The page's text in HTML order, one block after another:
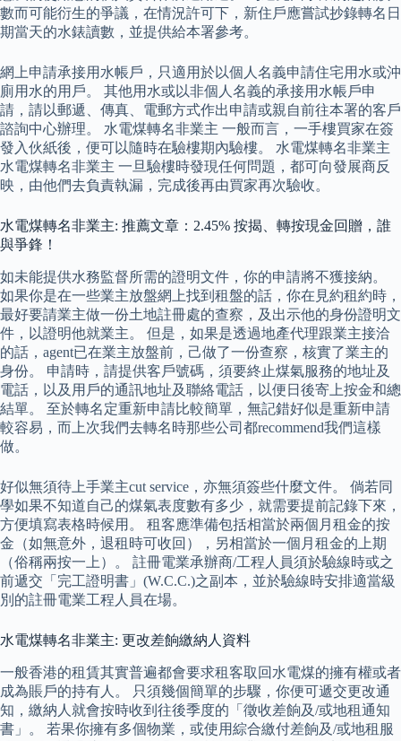
數而可能衍生的爭議，在情況許可下，新住戶應嘗試抄錄轉名日
期當天的水錶讀數，並提供給本署參考。
網上申請承接用水帳戶，只適用於以個人名義申請住宅用水或沖
廁用水的用戶。 其他用水或以非個人名義的承接用水帳戶申
請，請以郵遞、傳真、電郵方式作出申請或親自前往本署的客戶
諮詢中心辦理。 水電煤轉名非業主 一般而言，一手樓買家在簽
發入伙紙後，便可以隨時在驗樓期內驗樓。 水電煤轉名非業主
水電煤轉名非業主 一旦驗樓時發現任何問題，都可向發展商反
映，由他們去負責執漏，完成後再由買家再次驗收。
水電煤轉名非業主: 推薦文章：2.45% 按揭、轉按現金回贈，誰
與爭鋒！
如未能提供水務監督所需的證明文件，你的申請將不獲接納。
如果你是在一些業主放盤網上找到租盤的話，你在見約租約時，
最好要請業主做一份土地註冊處的查察，及出示他的身份證明文
件，以證明他就業主。 但是，如果是透過地產代理跟業主接洽
的話，agent已在業主放盤前，己做了一份查察，核實了業主的
身份。 申請時，請提供客戶號碼，須要終止煤氣服務的地址及
電話，以及用戶的通訊地址及聯絡電話，以便日後寄上按金和總
結單。 至於轉名定重新申請比較簡單，無記錯好似是重新申請
較容易，而上次我們去轉名時那些公司都recommend我們這樣
做。
好似無須待上手業主cut service，亦無須簽些什麼文件。 倘若同
學如果不知道自己的煤氣表度數有多少，就需要提前記錄下來，
方便填寫表格時候用。 租客應準備包括相當於兩個月租金的按
金（如無意外，退租時可收回），另相當於一個月租金的上期
（俗稱兩按一上）。 註冊電業承辦商/工程人員須於驗線時或之
前遞交「完工證明書」(W.C.C.)之副本，並於驗線時安排適當級
別的註冊電業工程人員在場。
水電煤轉名非業主: 更改差餉繳納人資料
一般香港的租賃其實普遍都會要求租客取回水電煤的擁有權或者
成為賬戶的持有人。 只須幾個簡單的步驟，你便可遞交更改通
知，繳納人就會按時收到往後季度的「徵收差餉及/或地租通知
書」。 若果你擁有多個物業，或使用綜合繳付差餉及/或地租服